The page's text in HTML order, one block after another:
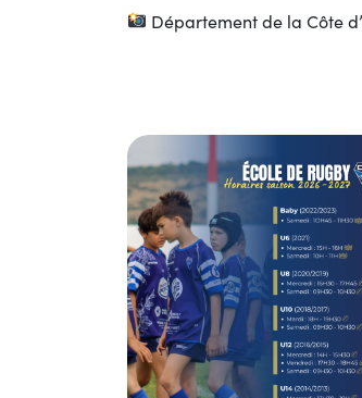
Département de la Côte